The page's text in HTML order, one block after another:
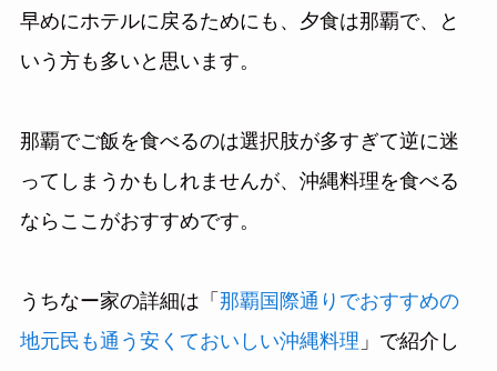
早めにホテルに戻るためにも、夕食は那覇で、と
いう方も多いと思います。
那覇でご飯を食べるのは選択肢が多すぎて逆に迷
ってしまうかもしれませんが、沖縄料理を食べる
ならここがおすすめです。
うちなー家の詳細は「 那覇国際通りでおすすめの
地元民も通う安くておいしい沖縄料理 」で紹介し